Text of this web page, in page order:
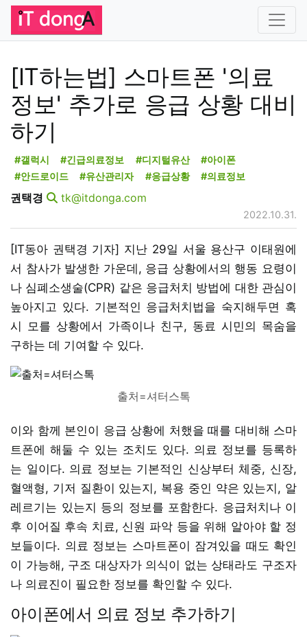
[IT하는법] 스마트폰 '의료
정보' 추가로 응급 상황 대비
하기
#갤럭시 #긴급의료정보 #디지털유산
#아이폰
#안드로이드
#유산관리자 #응급상황 #의료정보
권택경 tk@itdonga.com
2022.10.31.
[IT동아 권택경 기자] 지난 29일 서울 용산구 이태원에
서 참사가 발생한 가운데, 응급 상황에서의 행동 요령이
나 심폐소생술(CPR) 같은 응급처치 방법에 대한 관심이
높아지고 있다. 기본적인 응급처치법을 숙지해두면 혹
시 모를 상황에서 가족이나 친구, 동료 시민의 목숨을
구하는 데 기여할 수 있다.
출처=셔터스톡
이와 함께 본인이 응급 상황에 처했을 때를 대비해 스마
트폰에 해둘 수 있는 조치도 있다. 의료 정보를 등록하
는 일이다. 의료 정보는 기본적인 신상부터 체중, 신장,
혈액형, 기저 질환이 있는지, 복용 중인 약은 있는지, 알
레르기는 있는지 등의 정보를 포함한다. 응급처치나 이
후 이어질 후속 치료, 신원 파악 등을 위해 알아야 할 정
보들이다. 의료 정보는 스마트폰이 잠겨있을 때도 확인
이 가능해, 구조 대상자가 의식이 없는 상태라도 구조자
나 의료진이 필요한 정보를 확인할 수 있다.
아이폰에서 의료 정보 추가하기